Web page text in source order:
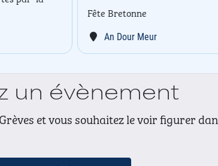
An Dour Meur
Fête Bretonne
un évènement
et vous souhaitez le voir figurer